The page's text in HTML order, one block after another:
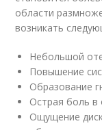
области
возникать
Небольшой
Повышение
Образование
Острая боль в
Ощущение